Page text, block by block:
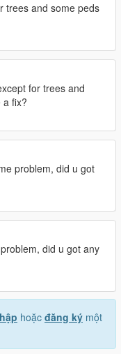
trees and some peds
for trees and
a fix?
problem, did u got
did u got any
hoặc đăng ký một